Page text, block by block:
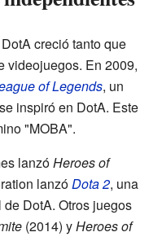
creció tanto que
videojuegos. En 2009,
of Legends, un
inspiró en DotA. Este
"MOBA".
lanzóHeroes of
lanzó Dota 2, una
DotA. Otros juegos
(2014) yHeroes of